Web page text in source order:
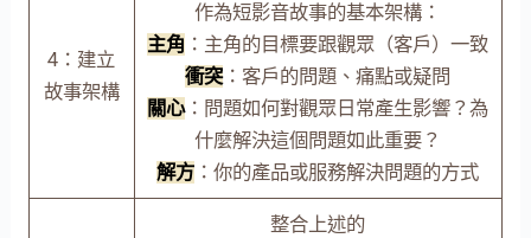
4：建立
故事架構
作為短影音故事的基本架構：
主角 ：主角的目標要跟觀眾（客戶）一致
衝突：客戶的問題、痛點或疑問
關心：問題如何對觀眾日常產生影響？為
什麼解決這個問題如此重要？
解方 ：你的產品或服務解決問題的方式
整合上述的